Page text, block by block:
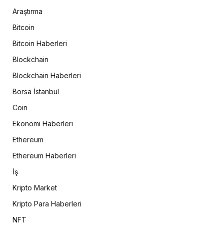
Araştırma
Bitcoin
Bitcoin Haberleri
Blockchain
Blockchain Haberleri
Borsa İstanbul
Coin
Ekonomi Haberleri
Ethereum
Ethereum Haberleri
İş
Kripto Market
Kripto Para Haberleri
NFT